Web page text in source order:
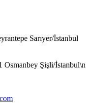
Sarıyer/İstanbul
Şişli/İstanbul\n